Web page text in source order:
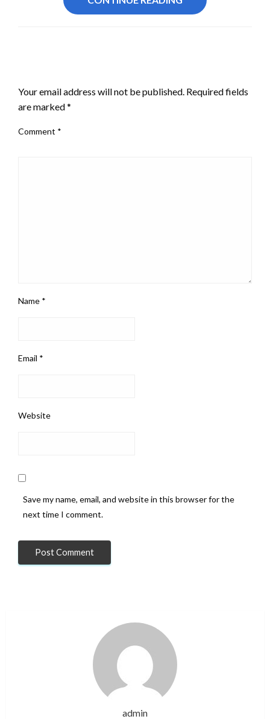
Your email address will not be published. Required fields
are marked*
Comment *
Name *
Email *
Website
Save my name, email, and website in this browser for the
next time I comment.
admin